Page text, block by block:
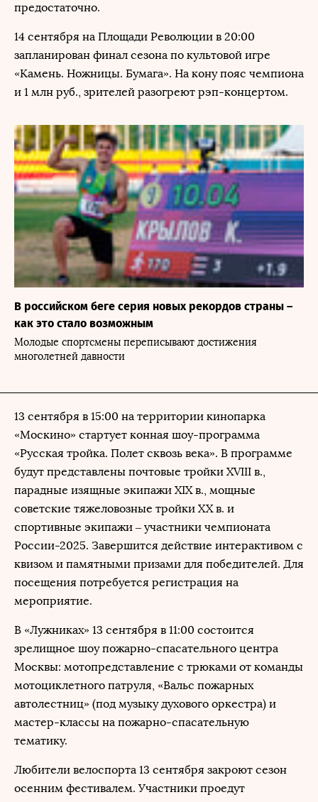
предостаточно.
14 сентября на Площади Революции в 20:00
запланирован финал сезона по культовой игре
«Камень. Ножницы. Бумага». На кону пояс чемпиона
и 1 млн руб., зрителей разогреют рэп-концертом.
В российском беге серия новых рекордов страны –
как это стало возможным
Молодые спортсмены переписывают достижения
многолетней давности
13 сентября в 15:00 на территории кинопарка
«Москино» стартует конная шоу-программа
«Русская тройка. Полет сквозь века». В программе
будут представлены почтовые тройки XVIII в.,
парадные изящные экипажи XIX в., мощные
советские тяжеловозные тройки XX в. и
спортивные экипажи – участники чемпионата
России-2025. Завершится действие интерактивом с
квизом и памятными призами для победителей. Для
посещения потребуется регистрация на
мероприятие.
В «Лужниках» 13 сентября в 11:00 состоится
зрелищное шоу пожарно-спасательного центра
Москвы: мотопредставление с трюками от команды
мотоциклетного патруля, «Вальс пожарных
автолестниц» (под музыку духового оркестра) и
мастер-классы на пожарно-спасательную
тематику.
Любители велоспорта 13 сентября закроют сезон
осенним фестивалем. Участники проедут